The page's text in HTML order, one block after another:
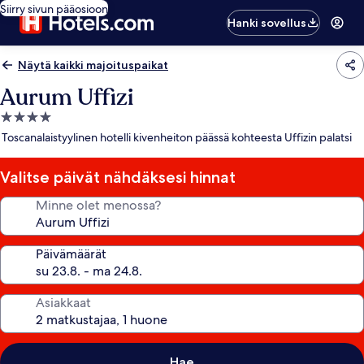
Siirry sivun pääosioon
Hanki sovellus
Näytä kaikki majoituspaikat
Aurum Uffizi
4.0
tähden
Toscanalaistyylinen hotelli kivenheiton päässä kohteesta Uffizin palatsi
Valitse päivät nähdäksesi hinnat
Minne olet menossa?
Päivämäärät
Asiakkaat